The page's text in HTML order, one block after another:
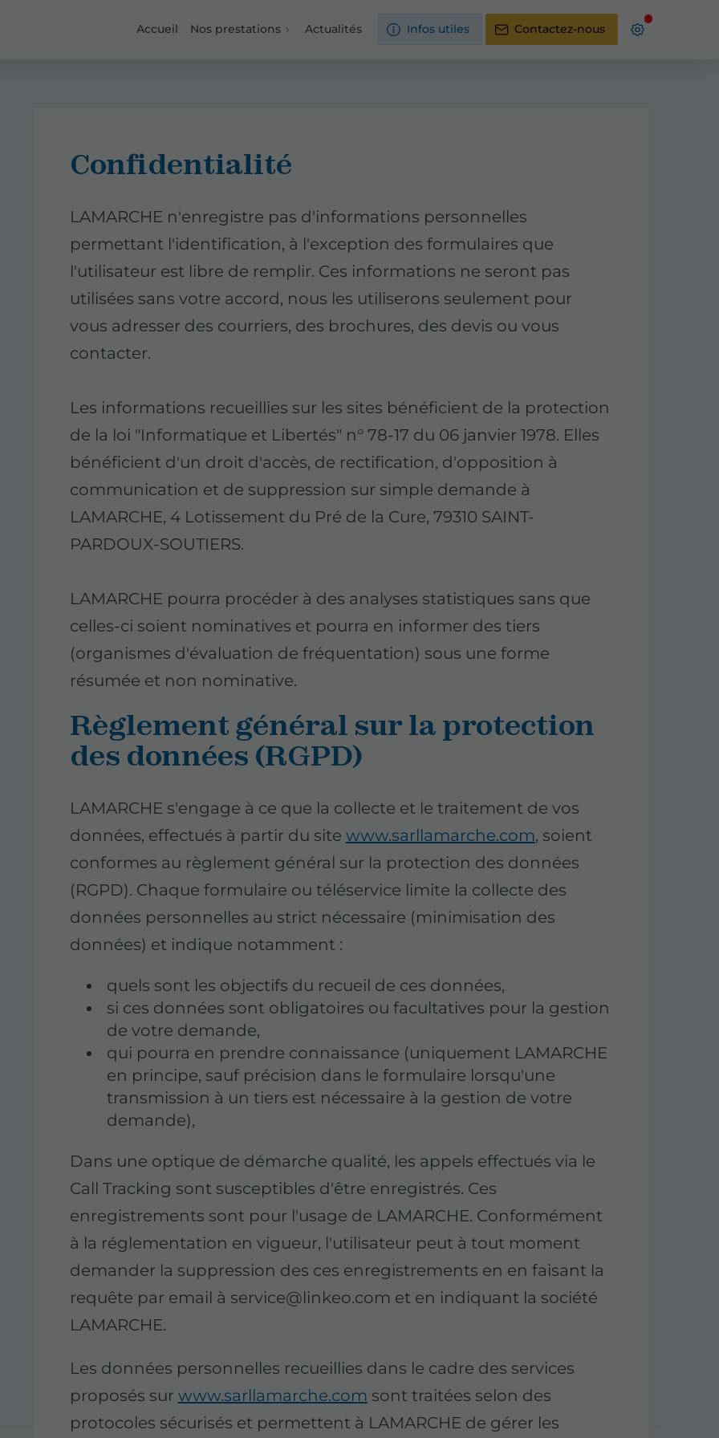
Accueil Nos prestations Actualités Infos utiles Contactez-nous
Confidentialité
LAMARCHE n'enregistre pas d'informations personnelles
permettant l'identification, à l'exception des formulaires que
l'utilisateur est libre de remplir. Ces informations ne seront pas
utilisées sans votre accord, nous les utiliserons seulement pour
vous adresser des courriers, des brochures, des devis ou vous
contacter.
Les informations recueillies sur les sites bénéficient de la protection
de la loi "Informatique et Libertés" n° 78-17 du 06 janvier 1978. Elles
bénéficient d'un droit d'accès, de rectification, d'opposition à
communication et de suppression sur simple demande à
LAMARCHE, 4 Lotissement du Pré de la Cure, 79310 SAINT-
PARDOUX-SOUTIERS.
LAMARCHE pourra procéder à des analyses statistiques sans que
celles-ci soient nominatives et pourra en informer des tiers
(organismes d'évaluation de fréquentation) sous une forme
résumée et non nominative.
Règlement général sur la protection
des données (RGPD)
LAMARCHE s'engage à ce que la collecte et le traitement de vos
données, effectués à partir du site www.sarllamarche.com, soient
conformes au règlement général sur la protection des données
(RGPD). Chaque formulaire ou téléservice limite la collecte des
données personnelles au strict nécessaire (minimisation des
données) et indique notamment :
quels sont les objectifs du recueil de ces données,
si ces données sont obligatoires ou facultatives pour la gestion
de votre demande,
qui pourra en prendre connaissance (uniquement LAMARCHE
en principe, sauf précision dans le formulaire lorsqu'une
transmission à un tiers est nécessaire à la gestion de votre
demande),
Dans une optique de démarche qualité, les appels effectués via le
Call Tracking sont susceptibles d'être enregistrés. Ces
enregistrements sont pour l'usage de LAMARCHE. Conformément
à la réglementation en vigueur, l'utilisateur peut à tout moment
demander la suppression des ces enregistrements en en faisant la
requête par email à service@linkeo.com et en indiquant la société
LAMARCHE.
Les données personnelles recueillies dans le cadre des services
proposés sur www.sarllamarche.com sont traitées selon des
protocoles sécurisés et permettent à LAMARCHE de gérer les